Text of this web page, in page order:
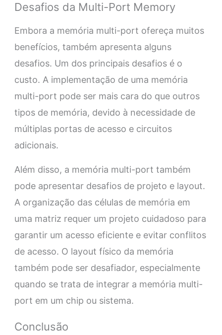
Desafios da Multi-Port Memory
Embora a memória multi-port ofereça muitos
benefícios, também apresenta alguns
desafios. Um dos principais desafios é o
custo. A implementação de uma memória
multi-port pode ser mais cara do que outros
tipos de memória, devido à necessidade de
múltiplas portas de acesso e circuitos
adicionais.
Além disso, a memória multi-port também
pode apresentar desafios de projeto e layout.
A organização das células de memória em
uma matriz requer um projeto cuidadoso para
garantir um acesso eficiente e evitar conflitos
de acesso. O layout físico da memória
também pode ser desafiador, especialmente
quando se trata de integrar a memória multi-
port em um chip ou sistema.
Conclusão